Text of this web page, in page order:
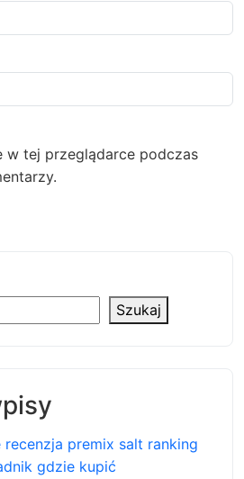
w tej przeglądarce podczas
Szukaj
recenzja premix salt ranking
gdzie kupić